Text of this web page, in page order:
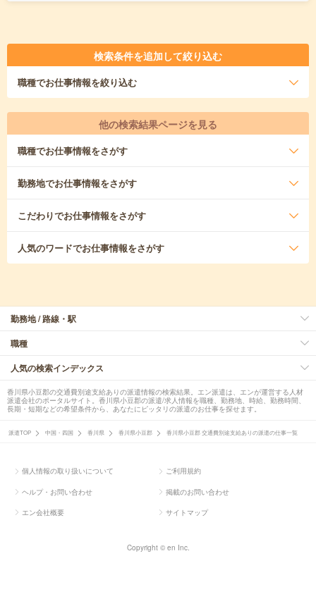
検索条件を追加して絞り込む
職種でお仕事情報を絞り込む
他の検索結果ページを見る
職種でお仕事情報をさがす
勤務地でお仕事情報をさがす
こだわりでお仕事情報をさがす
人気のワードでお仕事情報をさがす
勤務地 / 路線・駅
職種
人気の検索インデックス
香川県小豆郡の交通費別途支給ありの派遣情報の検索結果。エン派遣は、エンが運営する人材
派遣会社のポータルサイト。香川県小豆郡の派遣/求人情報を職種、勤務地、時給、勤務時間、
長期・短期などの希望条件から、あなたにピッタリの派遣のお仕事を探せます。
派遣TOP 中国・四国 香川県 香川県小豆郡 香川県小豆郡 交通費別途支給ありの派遣の仕事一覧
個人情報の取り扱いについて ご利用規約
ヘルプ・お問い合わせ 掲載のお問い合わせ
エン会社概要 サイトマップ
Copyright © en Inc.